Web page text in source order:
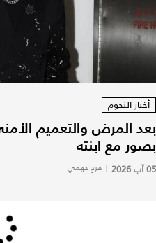
أخبار النجوم
بعد المرض والتعميم
بصور مع ابنته
05 آب 2026 | فرح جهمي